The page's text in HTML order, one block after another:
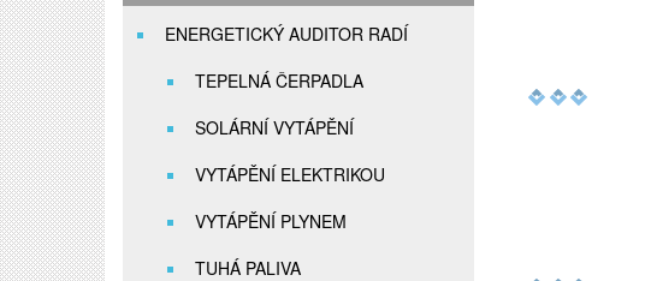
ENERGETICKÝ AUDITOR RADÍ
TEPELNÁ ČERPADLA
SOLÁRNÍ VYTÁPĚNÍ
VYTÁPĚNÍ ELEKTRIKOU
VYTÁPĚNÍ PLYNEM
TUHÁ PALIVA